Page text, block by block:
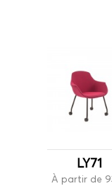
LY71
À partir de